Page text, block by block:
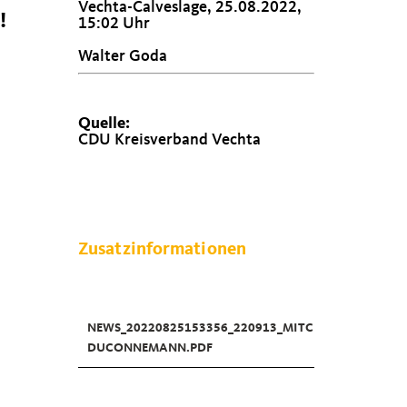
Vechta-Calveslage, 25.08.2022,
15:02 Uhr
Walter Goda
Quelle:
CDU Kreisverband Vechta
Zusatzinformationen
NEWS_20220825153356_220913_MITC
DUCONNEMANN.PDF